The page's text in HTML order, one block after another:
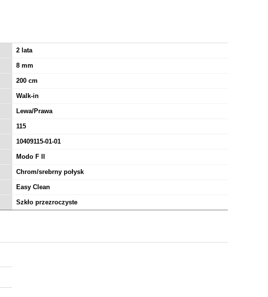
2 lata
8 mm
200 cm
Walk-in
Lewa/Prawa
115
10409115-01-01
Modo F II
Chrom/srebrny połysk
Easy Clean
Szkło przezroczyste